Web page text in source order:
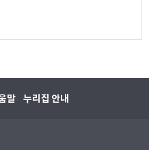
말 누리집 안내